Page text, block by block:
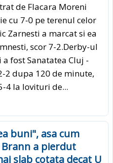
de Flacara Moreni
cu 7-0 pe terenul celor
Zarnesti a marcat si ea
scor 7-2.Derby-ul
fost Sanatatea Cluj -
2 dupa 120 de minute,
4 la lovituri de...
buni", asa cum
Brann a pierdut
slab cotata decat U